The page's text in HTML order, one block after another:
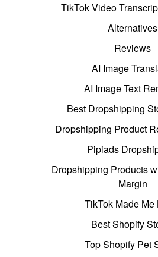
TikTok Video
Alternatives
Reviews
AI Image
AI Image Text
Best Dropshipping
Dropshipping Product
Pipiads
Dropshipping Products
Margin
TikTok Made Me
Best Shopify
Top Shopify Pet